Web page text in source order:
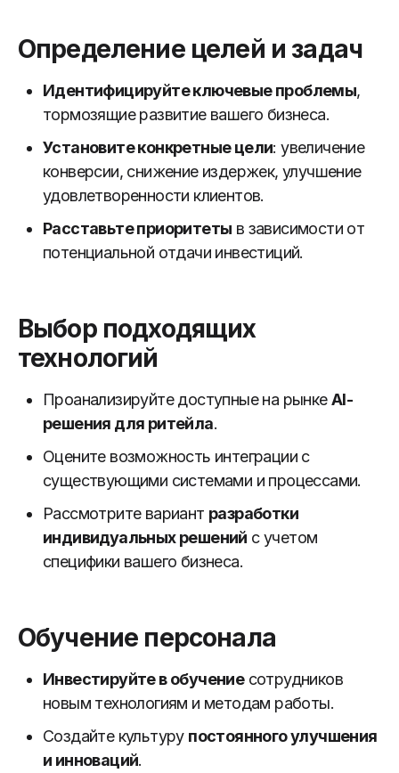
Определение целей и задач
Идентифицируйте ключевые проблемы,
тормозящие развитие вашего бизнеса.
Установите конкретные цели: увеличение
конверсии, снижение издержек, улучшение
удовлетворенности клиентов.
Расставьте приоритеты в зависимости от
потенциальной отдачи инвестиций.
Выбор подходящих
технологий
Проанализируйте доступные на рынкеAI-
решения для ритейла.
Оцените возможность интеграции с
существующими системами и процессами.
Рассмотрите вариант разработки
индивидуальных решений с учетом
специфики вашего бизнеса.
Обучение персонала
Инвестируйте в обучениесотрудников
новым технологиям и методам работы.
Создайте культуру постоянного улучшения
и инноваций.